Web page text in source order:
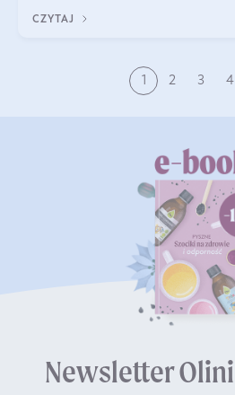
CZYTAJ
1 2 3 4
Newsletter Olini